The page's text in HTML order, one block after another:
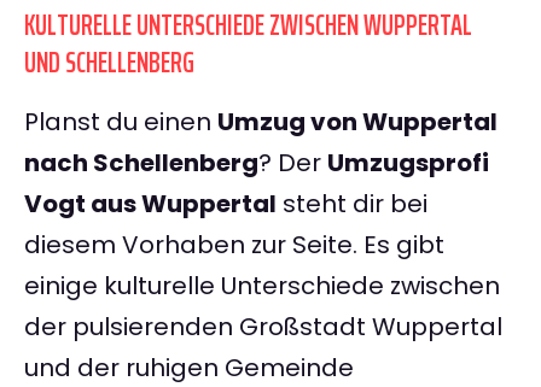
KULTURELLE UNTERSCHIEDE ZWISCHEN WUPPERTAL
UND SCHELLENBERG
Planst du einen Umzug von Wuppertal
nach Schellenberg? Der Umzugsprofi
Vogt aus Wuppertal steht dir bei
diesem Vorhaben zur Seite. Es gibt
einige kulturelle Unterschiede zwischen
der pulsierenden Großstadt Wuppertal
und der ruhigen Gemeinde